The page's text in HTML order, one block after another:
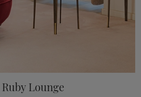
Ruby Lounge